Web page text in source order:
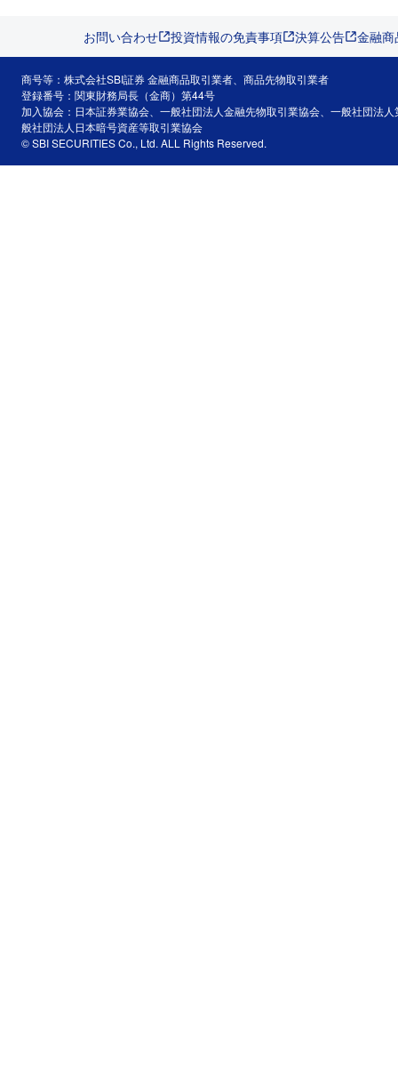
お問い合わせ 投資情報の免責事項 決算公告 金融
商号等：株式会社SBI証券 金融商品取引業者、商品先物取引業者
登録番号：関東財務局長（金商）第44号
加入協会：日本証券業協会、一般社団法人金融先物取引業協会、一般社団法
般社団法人日本暗号資産等取引業協会
© SBI SECURITIES Co., Ltd. ALL Rights Reserved.